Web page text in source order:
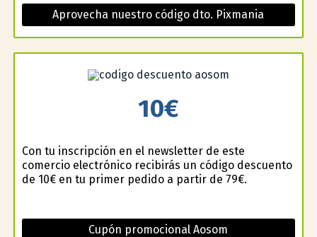
Aprovecha nuestro código dto. Pixmania
10€
Con tu inscripción en el newsletter de este
comercio electrónico recibirás un código descuento
de 10€ en tu primer pedido a partir de 79€.
Cupón promocional Aosom